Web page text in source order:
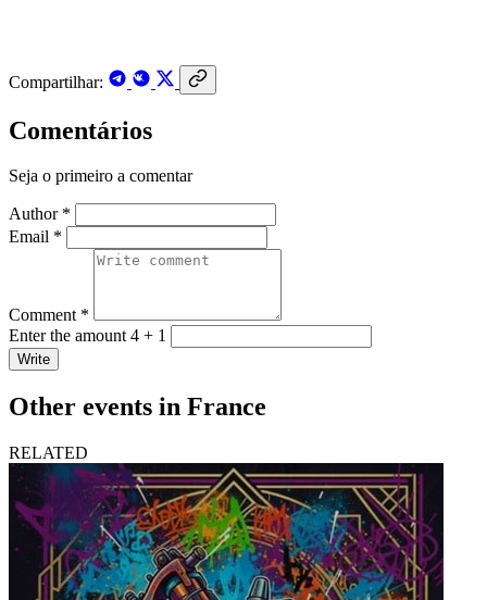
Compartilhar:
Comentários
Seja o primeiro a comentar
Author *
Email *
Comment *
Enter the amount 4 + 1
Write
Other events in France
RELATED